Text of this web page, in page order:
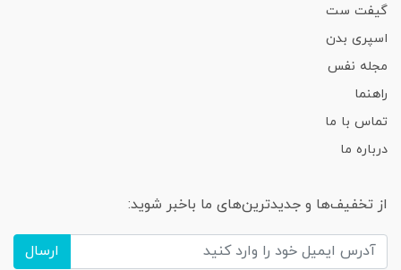
گیفت ست
اسپری بدن
مجله نفس
راهنما
تماس با ما
درباره ما
از تخفیف‌ها و جدیدترین‌های ما باخبر شوید:
ارسال